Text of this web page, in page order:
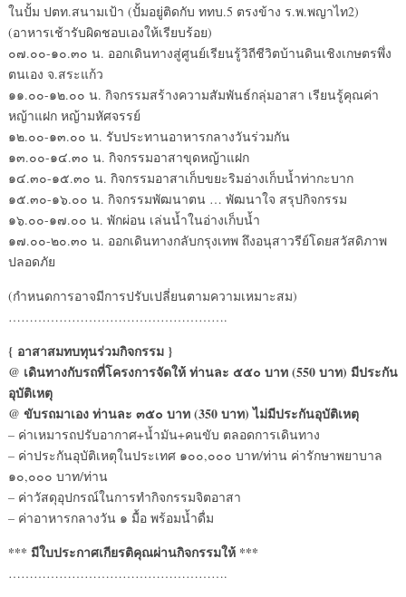
ในปั้ม ปตท.สนามเป้า (ปั้มอยู่ติดกับ ททบ.5 ตรงข้าง ร.พ.พญาไท2)
(อาหารเช้ารับผิดชอบเองให้เรียบร้อย)
๐๗.๐๐-๑๐.๓๐ น. ออกเดินทางสู่ศูนย์เรียนรู้วิถีชีวิตบ้านดินเชิงเกษตรพึ่ง
ตนเอง จ.สระแก้ว
๑๑.๐๐-๑๒.๐๐ น. กิจกรรมสร้างความสัมพันธ์กลุ่มอาสา เรียนรู้คุณค่า
หญ้าแฝก หญ้ามหัศจรรย์
๑๒.๐๐-๑๓.๐๐ น. รับประทานอาหารกลางวันร่วมกัน
๑๓.๐๐-๑๔.๓๐ น. กิจกรรมอาสาขุดหญ้าแฝก
๑๔.๓๐-๑๕.๓๐ น. กิจกรรมอาสาเก็บขยะริมอ่างเก็บน้ำท่ากะบาก
๑๕.๓๐-๑๖.๐๐ น. กิจกรรมพัฒนาตน … พัฒนาใจ สรุปกิจกรรม
๑๖.๐๐-๑๗.๐๐ น. พักผ่อน เล่นน้ำในอ่างเก็บน้ำ
๑๗.๐๐-๒๐.๓๐ น. ออกเดินทางกลับกรุงเทพ ถึงอนุสาวรีย์โดยสวัสดิภาพ
ปลอดภัย
(กำหนดการอาจมีการปรับเปลี่ยนตามความเหมาะสม)
…………………………………………….
{ อาสาสมทบทุนร่วมกิจกรรม }
@ เดินทางกับรถที่โครงการจัดให้ ท่านละ ๕๕๐ บาท (550 บาท) มีประกัน
อุบัติเหตุ
@ ขับรถมาเอง ท่านละ ๓๕๐ บาท (350 บาท) ไม่มีประกันอุบัติเหตุ
– ค่าเหมารถปรับอากาศ+น้ำมัน+คนขับ ตลอดการเดินทาง
– ค่าประกันอุบัติเหตุในประเทศ ๑๐๐,๐๐๐ บาท/ท่าน ค่ารักษาพยาบาล
๑๐,๐๐๐ บาท/ท่าน
– ค่าวัสดุอุปกรณ์ในการทำกิจกรรมจิตอาสา
– ค่าอาหารกลางวัน ๑ มื้อ พร้อมน้ำดื่ม
*** มีใบประกาศเกียรติคุณผ่านกิจกรรมให้ ***
…………………………………………….